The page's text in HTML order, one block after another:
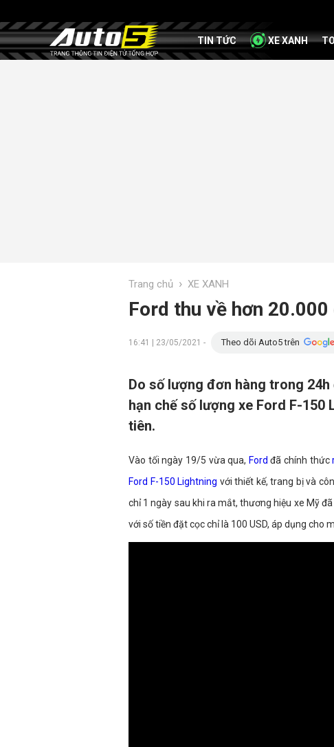
TIN TỨC XE XANH
Trang chủ › XE XANH
Ford thu về hơn
16:41 | 23/05/2021 - Theo dõi Auto5 trên
Do số lượng đơn hàng trong
hạn chế số lượng xe Ford F-
tiên.
Vào tối ngày 19/5 vừa qua, Ford đã chính thức
Ford F-150 Lightning với thiết kế, trang bị và
chỉ 1 ngày sau khi ra mắt, thương hiệu xe Mỹ
với số tiền đặt cọc chỉ là 100 USD, áp dụng cho